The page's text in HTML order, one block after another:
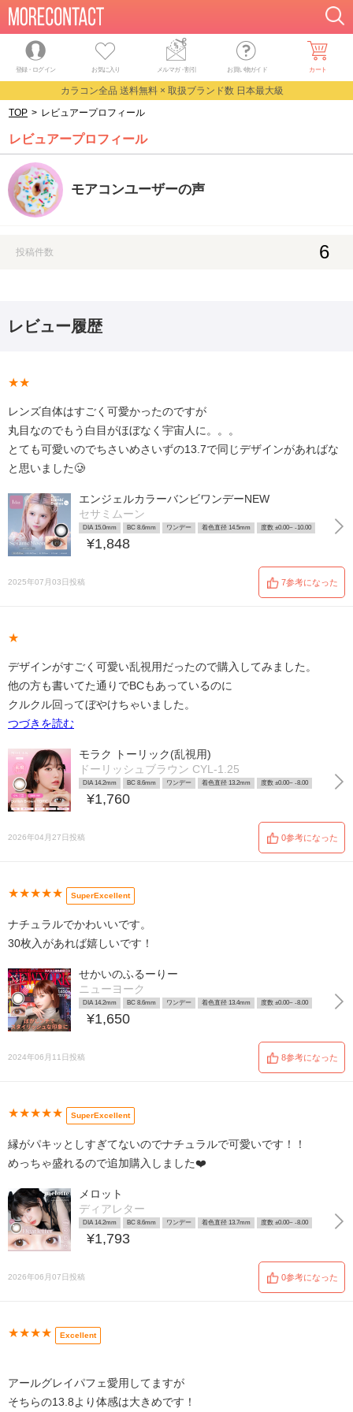
登録・ログイン お気に入り メルマガ・割引 お買い物ガイド カート
カラコン全品 送料無料 × 取扱ブランド数 日本最大級
TOP > レビュアープロフィール
レビュアープロフィール
モアコンユーザーの声
投稿件数 6
レビュー履歴
★★
レンズ自体はすごく可愛かったのですが
丸目なのでもう白目がほぼなく宇宙人に。。。
とても可愛いのでちさいめさいずの13.7で同じデザインがあればな
と思いました🥲
エンジェルカラーバンビワンデーNEW
セサミムーン
DIA 15.0mm BC 8.6mm ワンデー 着色直径 14.5mm 度数 ±0.00~ -10.00
¥1,848
2025年07月03日投稿 7参考になった
★
デザインがすごく可愛い乱視用だったので購入してみました。
他の方も書いてた通りでBCもあっているのに
クルクル回ってぼやけちゃいました。
つづきを読む
モラク トーリック(乱視用)
ドーリッシュブラウン CYL-1.25
DIA 14.2mm BC 8.6mm ワンデー 着色直径 13.2mm 度数 ±0.00~ -8.00
¥1,760
2026年04月27日投稿 0参考になった
★★★★★ SuperExcellent
ナチュラルでかわいいです。
30枚入があれば嬉しいです！
せかいのふるーりー
ニューヨーク
DIA 14.2mm BC 8.6mm ワンデー 着色直径 13.4mm 度数 ±0.00~ -8.00
¥1,650
2024年06月11日投稿 8参考になった
★★★★★ SuperExcellent
縁がパキッとしすぎてないのでナチュラルで可愛いです！！
めっちゃ盛れるので追加購入しました❤️
メロット
ディアレター
DIA 14.2mm BC 8.6mm ワンデー 着色直径 13.7mm 度数 ±0.00~ -8.00
¥1,793
2026年06月07日投稿 0参考になった
★★★★ Excellent
アールグレイパフェ愛用してますが
そちらの13.8より体感は大きめです！